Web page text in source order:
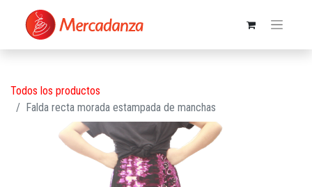
Todos los productos
Falda recta morada estampada de manchas